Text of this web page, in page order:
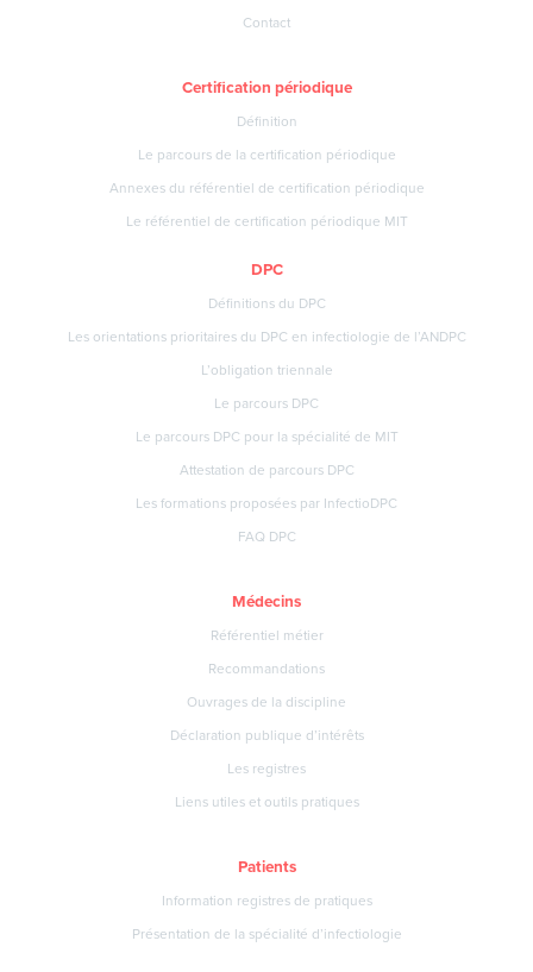
Contact
Certification périodique
Définition
Le parcours de la certification périodique
Annexes du référentiel de certification périodique
Le référentiel de certification périodique MIT
DPC
Définitions du DPC
Les orientations prioritaires du DPC en infectiologie de l’ANDPC
L’obligation triennale
Le parcours DPC
Le parcours DPC pour la spécialité de MIT
Attestation de parcours DPC
Les formations proposées par InfectioDPC
FAQ DPC
Médecins
Référentiel métier
Recommandations
Ouvrages de la discipline
Déclaration publique d’intérêts
Les registres
Liens utiles et outils pratiques
Patients
Information registres de pratiques
Présentation de la spécialité d’infectiologie